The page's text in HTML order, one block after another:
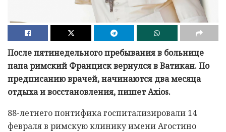
После пятинедельного пребывания в больнице
папа римский Франциск вернулся в Ватикан. По
предписанию врачей, начинаются два месяца
отдыха и восстановления, пишет Axios.
88-летнего понтифика госпитализировали 14
февраля в римскую клинику имени Агостино